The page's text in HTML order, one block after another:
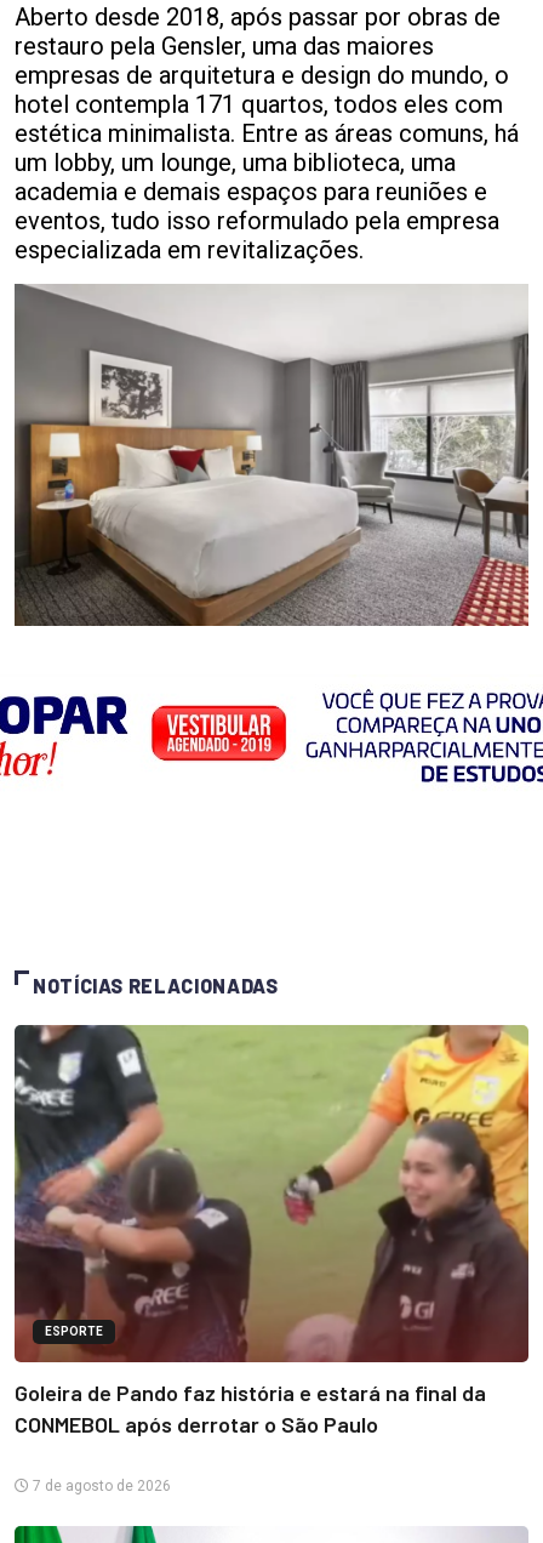
Aberto desde 2018, após passar por obras de
restauro pela Gensler, uma das maiores
empresas de arquitetura e design do mundo, o
hotel contempla 171 quartos, todos eles com
estética minimalista. Entre as áreas comuns, há
um lobby, um lounge, uma biblioteca, uma
academia e demais espaços para reuniões e
eventos, tudo isso reformulado pela empresa
especializada em revitalizações.
NOTÍCIAS RELACIONADAS
ESPORTE
Goleira de Pando faz história e estará na final da
CONMEBOL após derrotar o São Paulo
7 de agosto de 2026